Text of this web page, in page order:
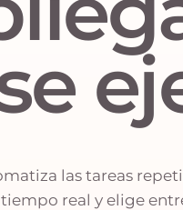
las tareas
tiempo real y elige